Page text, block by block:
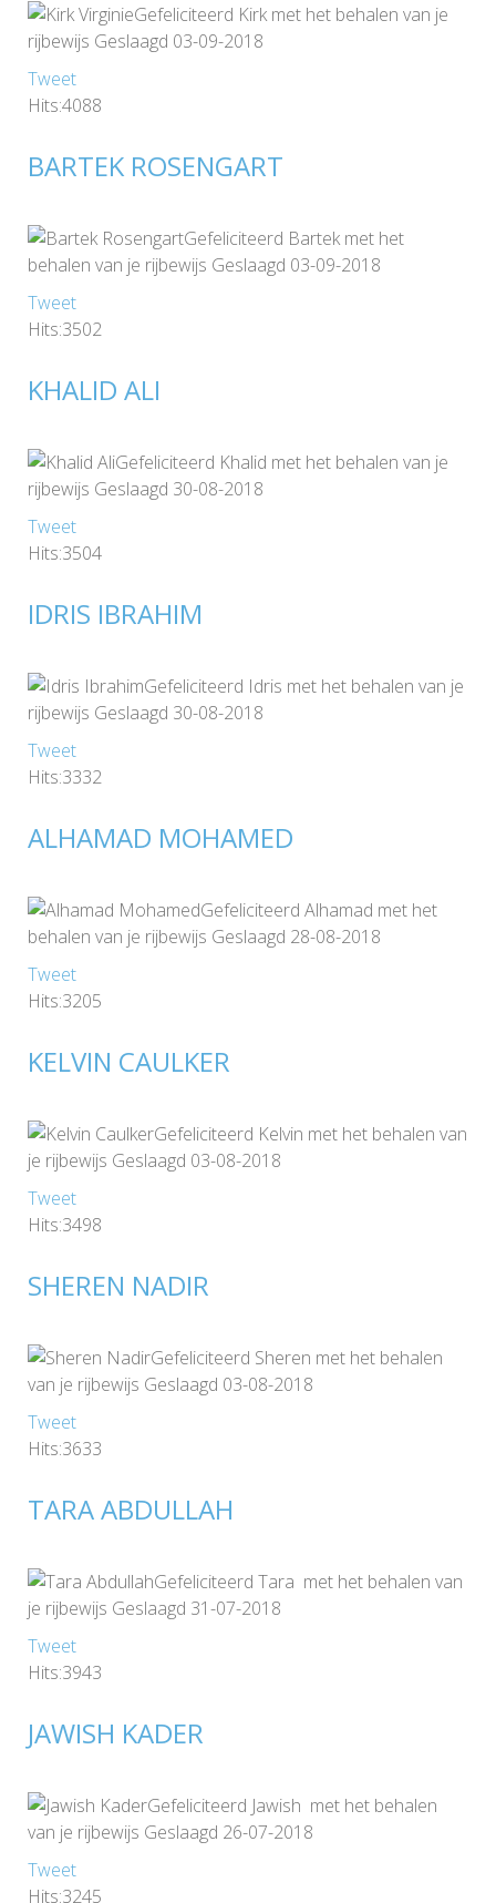
Gefeliciteerd Kirk met het behalen van je
rijbewijs Geslaagd 03-09-2018
Tweet
Hits:4088
BARTEK ROSENGART
Gefeliciteerd Bartek met het
behalen van je rijbewijs Geslaagd 03-09-2018
Tweet
Hits:3502
KHALID ALI
Gefeliciteerd Khalid met het behalen van je
rijbewijs Geslaagd 30-08-2018
Tweet
Hits:3504
IDRIS IBRAHIM
Gefeliciteerd Idris met het behalen van je
rijbewijs Geslaagd 30-08-2018
Tweet
Hits:3332
ALHAMAD MOHAMED
Gefeliciteerd Alhamad met het
behalen van je rijbewijs Geslaagd 28-08-2018
Tweet
Hits:3205
KELVIN CAULKER
Gefeliciteerd Kelvin met het behalen van
je rijbewijs Geslaagd 03-08-2018
Tweet
Hits:3498
SHEREN NADIR
Gefeliciteerd Sheren met het behalen
van je rijbewijs Geslaagd 03-08-2018
Tweet
Hits:3633
TARA ABDULLAH
Gefeliciteerd Tara met het behalen van
je rijbewijs Geslaagd 31-07-2018
Tweet
Hits:3943
JAWISH KADER
Gefeliciteerd Jawish met het behalen
van je rijbewijs Geslaagd 26-07-2018
Tweet
Hits:3245